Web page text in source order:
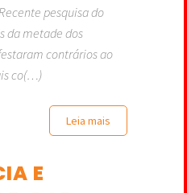
pesquisa do
da metade dos
contrários ao
co(…)
Leia mais
E